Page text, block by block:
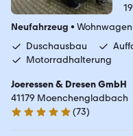
Neufahrzeug • Wohnwagen
Duschausbau
Motorradhalterung
Joeressen & Dresen GmbH
41179 Moenchengladbach
4.8 Sterne
(73)